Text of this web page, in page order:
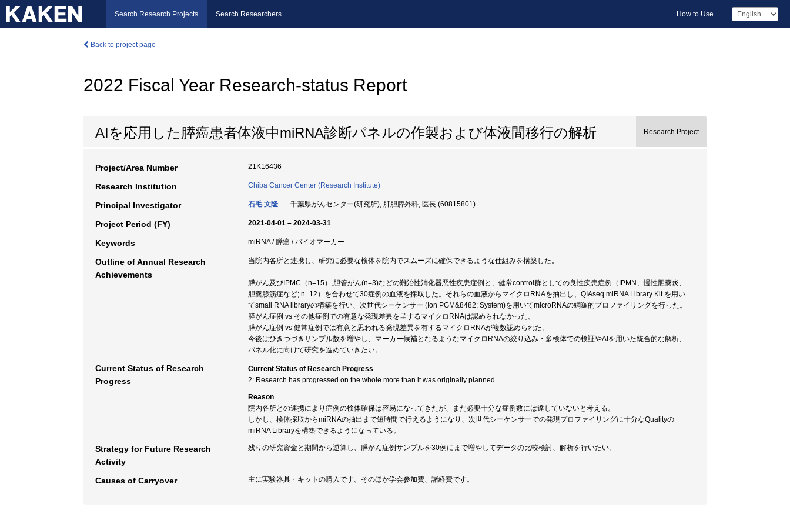
Search Research Projects Search Researchers How to Use
Back to project page
2022 Fiscal Year Research-status Report
AIを応用した膵癌患者体液中miRNA診断パネルの作製および体液間移行の解析 Research Project
Project/Area Number 21K16436
Research Institution Chiba Cancer Center (Research Institute)
Principal Investigator 石毛 文隆 千葉県がんセンター(研究所), 肝胆膵外科, 医長 (60815801)
Project Period (FY) 2021-04-01 – 2024-03-31
Keywords miRNA / 膵癌 / バイオマーカー
Outline of Annual Research
Achievements
当院内各所と連携し、研究に必要な検体を院内でスムーズに確保できるような仕組みを構築した。
膵がん及びIPMC（n=15）,胆管がん(n=3)などの難治性消化器悪性疾患症例と、健常control群としての良性疾患症例（IPMN、慢性胆嚢炎、
胆嚢腺筋症など; n=12）を合わせて30症例の血液を採取した。それらの血液からマイクロRNAを抽出し、QIAseq miRNA Library Kit を用い
てsmall RNA libraryの構築を行い、次世代シーケンサー (Ion PGM&8482; System)を用いてmicroRNAの網羅的プロファイリングを行った。
膵がん症例 vs その他症例での有意な発現差異を呈するマイクロRNAは認められなかった。
膵がん症例 vs 健常症例では有意と思われる発現差異を有するマイクロRNAが複数認められた。
今後はひきつづきサンプル数を増やし、マーカー候補となるようなマイクロRNAの絞り込み・多検体での検証やAIを用いた統合的な解析、
パネル化に向けて研究を進めていきたい。
Current Status of Research
Progress
Current Status of Research Progress
2: Research has progressed on the whole more than it was originally planned.
Reason
院内各所との連携により症例の検体確保は容易になってきたが、まだ必要十分な症例数には達していないと考える。
しかし、検体採取からmiRNAの抽出まで短時間で行えるようになり、次世代シーケンサーでの発現プロファイリングに十分なQualityの
miRNA Libraryを構築できるようになっている。
Strategy for Future Research
Activity
残りの研究資金と期間から逆算し、膵がん症例サンプルを30例にまで増やしてデータの比較検討、解析を行いたい。
Causes of Carryover 主に実験器具・キットの購入です。そのほか学会参加費、諸経費です。